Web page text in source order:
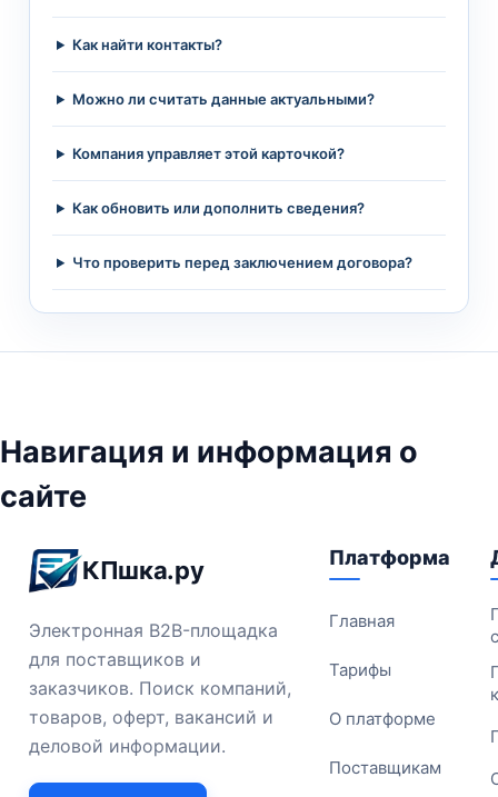
Как найти контакты?
Можно ли считать данные актуальными?
Компания управляет этой карточкой?
Как обновить или дополнить сведения?
Что проверить перед заключением договора?
Навигация и информация о
сайте
КПшка.ру
Электронная B2B-площадка
для поставщиков и
заказчиков. Поиск компаний,
товаров, оферт, вакансий и
деловой информации.
Платформа
Главная
Тарифы
О платформе
Поставщикам